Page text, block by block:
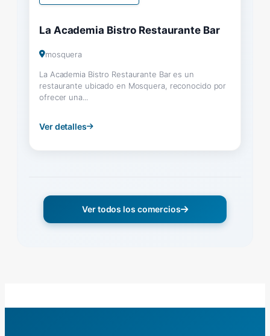
La Academia Bistro Restaurante Bar
mosquera
La Academia Bistro Restaurante Bar es un
restaurante ubicado en Mosquera, reconocido por
ofrecer una...
Ver detalles
Ver todos los comercios